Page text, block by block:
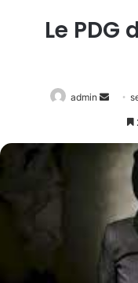
Le PDG
admin